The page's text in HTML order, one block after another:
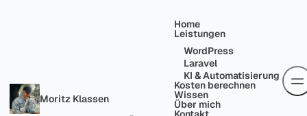
Home
Leistungen
WordPress
Laravel
KI & Automatisierung
Kosten berechnen
Wissen
Über mich
Moritz Klassen